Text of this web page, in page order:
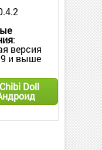
:
версия
9 и выше
Doll